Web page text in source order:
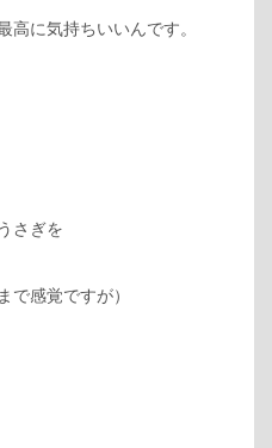
高に気持ちいいんです。
さぎを
で感覚ですが）